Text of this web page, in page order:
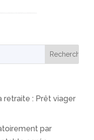
retraite : Prêt viager
par